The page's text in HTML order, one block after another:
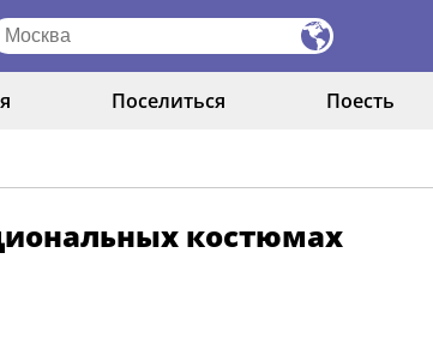
Поселиться Поесть
костюмах